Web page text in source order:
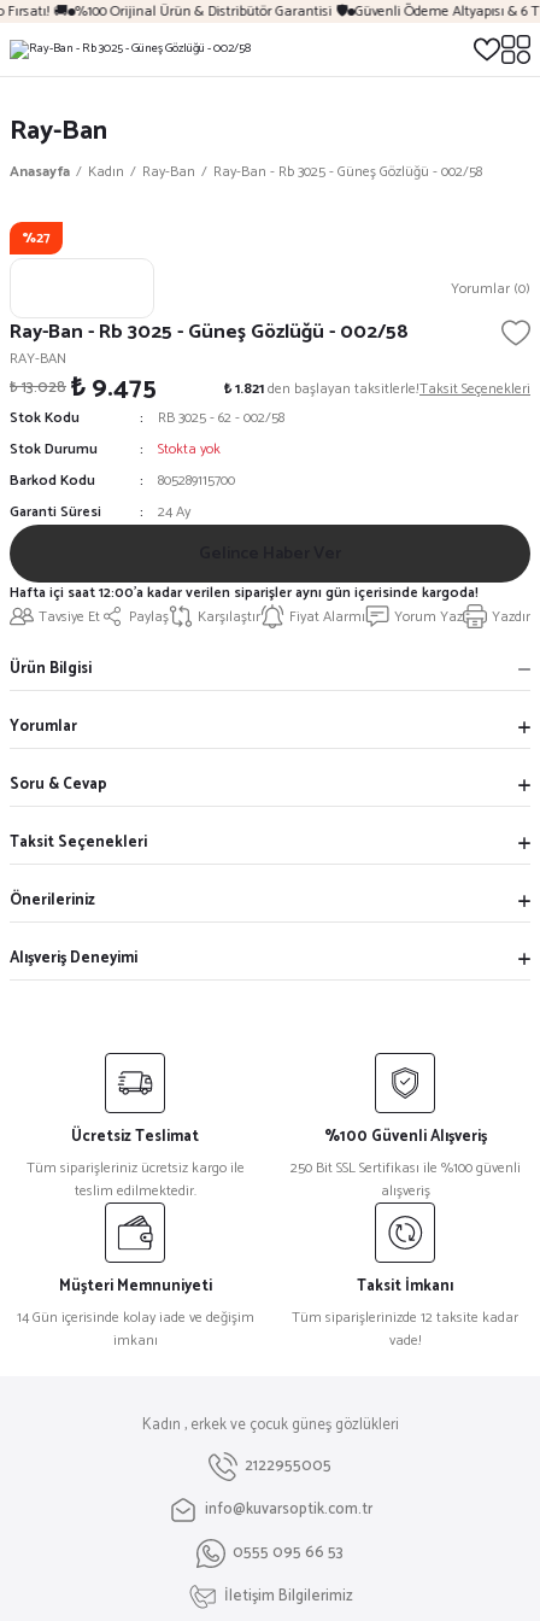
🚚 %100 Orijinal Ürün & Distribütör Garantisi 🛡️ Güvenli Ödeme Altyapısı & 6
Ray-Ban
Anasayfa Kadın Ray-Ban Ray-Ban - Rb 3025 - Güneş Gözlüğü - 002/58
%27
Yorumlar (0)
Ray-Ban - Rb 3025 - Güneş Gözlüğü - 002/58
RAY-BAN
₺ 13.028₺ 9.475 ₺ 1.821den başlayan taksitlerle!Taksit Seçenekleri
Stok Kodu
RB 3025 - 62 - 002/58
Stok Durumu
Stokta yok
Barkod Kodu
805289115700
Garanti Süresi
24 Ay
Tavsiye Et Paylaş Karşılaştır Fiyat Alarmı Yorum Yaz Yazdır
Hafta içi saat 12:00'a kadar verilen siparişler aynı gün içerisinde kargoda!
Ürün Bilgisi
Yorumlar
Soru & Cevap
Taksit Seçenekleri
Önerileriniz
Alışveriş Deneyimi
Ücretsiz Teslimat
Tüm siparişleriniz ücretsiz kargo ile
teslim edilmektedir.
%100 Güvenli Alışveriş
250 Bit SSL Sertifikası ile %100 güvenli
alışveriş
Müşteri Memnuniyeti
14 Gün içerisinde kolay iade ve değişim
imkanı
Taksit İmkanı
Tüm siparişlerinizde 12 taksite kadar
vade!
Kadın , erkek ve çocuk güneş gözlükleri
2122955005
info@kuvarsoptik.com.tr
0555 095 66 53
İletişim Bilgilerimiz